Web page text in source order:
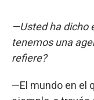
—Usted ha dicho
tenemos una
refiere?
—El mundo en el